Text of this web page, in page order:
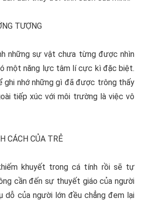
TƯỢNG
những sự vật chưa từng được nhìn
một năng lực tâm lí cực kì đặc biệt.
ghi nhớ những gì đã được trông thấy
tiếp xúc với môi trường là việc vô
CÁCH CỦA TRẺ
khuyết trong cá tính rồi sẽ tự
cần đến sự thuyết giáo của người
dỗ của người lớn đều chẳng đem lại